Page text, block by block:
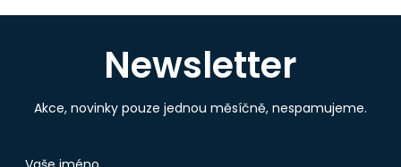
Newsletter
Akce, novinky pouze jednou měsíčně, nespamujeme.